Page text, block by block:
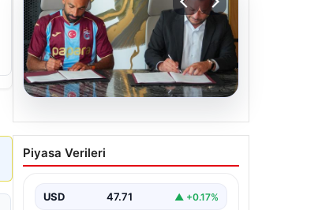
06.08.2026
Trabzonspor Salah’ın
maliyetini açıkladı!
Piyasa Verileri
USD 47.71 ▲ +0.17%